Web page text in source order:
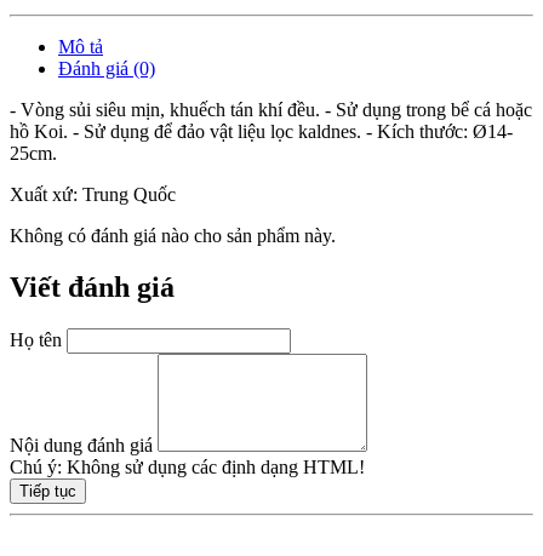
Mô tả
Đánh giá (0)
- Vòng sủi siêu mịn, khuếch tán khí đều. - Sử dụng trong bể cá hoặc
hồ Koi. - Sử dụng để đảo vật liệu lọc kaldnes. - Kích thước: Ø14-
25cm.
Xuất xứ: Trung Quốc
Không có đánh giá nào cho sản phẩm này.
Viết đánh giá
Họ tên
Nội dung đánh giá
Chú ý: Không sử dụng các định dạng HTML!
Tiếp tục